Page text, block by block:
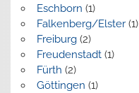
Eschborn (1)
Falkenberg/Elster(1)
Freiburg(2)
Freudenstadt(1)
Fürth (2)
Göttingen (1)